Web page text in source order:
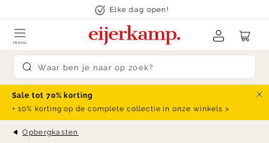
Elke dag open!
Submit search
menu
Sale tot 70% korting
+ 10% korting op de complete collectie in onze winkels >
Opbergkasten